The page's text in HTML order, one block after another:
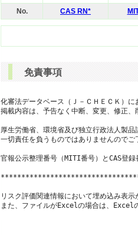
No.
CAS RN*
免責事項
化審法データベース（Ｊ－ＣＨＥＣＫ）
掲載内容は、予告なく中断、変更、修正
厚生労働省、環境省及び独立行政法人製
一切責任を負うものではありませんのでご
官報公示整理番号（MITI番号）とCAS登
リスク評価関連情報において埋め込み表
また、ファイルがExcelの場合は、Excel